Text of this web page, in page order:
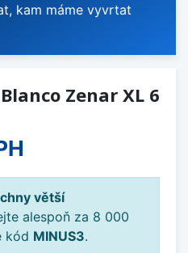
kam máme vyvrtat
Zenar XL 6
větší
alespoň za 8 000
kód MINUS3.